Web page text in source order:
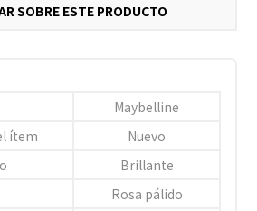
SOBRE ESTE PRODUCTO
Maybelline
ítem
Nuevo
Brillante
Rosa pálido